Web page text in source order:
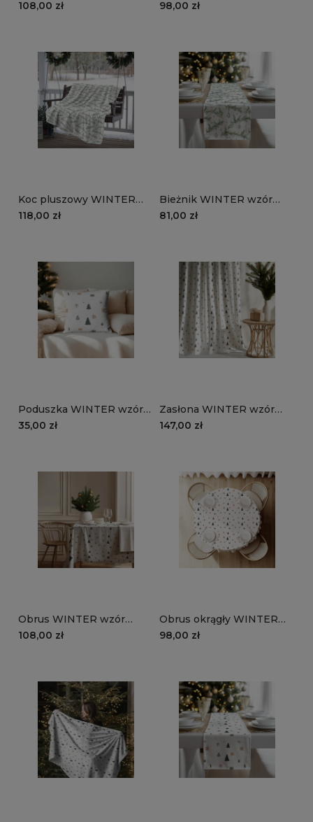
BN83 | Błyszczące święta
108,00 zł
wzór BN83 | Błyszczące
98,00 zł
Koc pluszowy WINTER
wzór BN83 | błyszczące
118,00 zł
Bieżnik WINTER wzór
BN83 | Błyszczące święta
81,00 zł
Poduszka WINTER wzór
BN87 | prezenty pod
35,00 zł
Zasłona WINTER wzór
BN87 | prezenty pod
147,00 zł
Obrus WINTER wzór
BN87 | Prezenty pod
108,00 zł
Obrus okrągły WINTER
wzór BN87 | prezenty pod
98,00 zł